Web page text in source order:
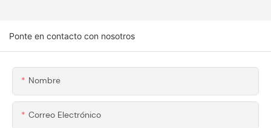
Mecanizados Por
Carpintería De
Primera Calidad
Ponte en contacto con nosotros
Nombre
Correo Electrónico